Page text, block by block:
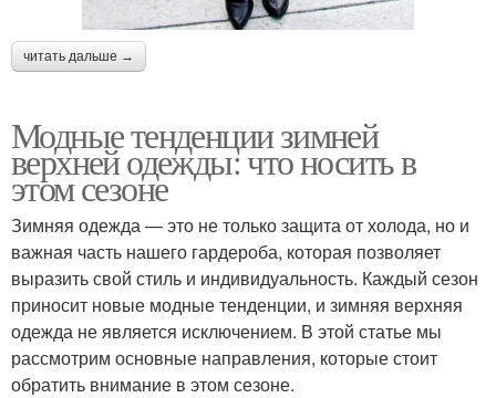
читать дальше →
Модные тенденции зимней
верхней одежды: что носить в
этом сезоне
Зимняя одежда — это не только защита от холода, но и
важная часть нашего гардероба, которая позволяет
выразить свой стиль и индивидуальность. Каждый сезон
приносит новые модные тенденции, и зимняя верхняя
одежда не является исключением. В этой статье мы
рассмотрим основные направления, которые стоит
обратить внимание в этом сезоне.